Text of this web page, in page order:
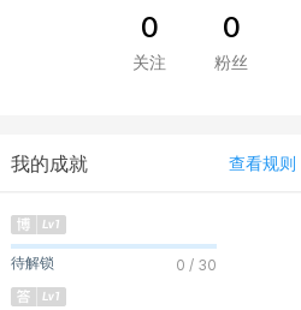
0
关注
0
粉丝
我的成就 查看规则
待解锁 0 / 30